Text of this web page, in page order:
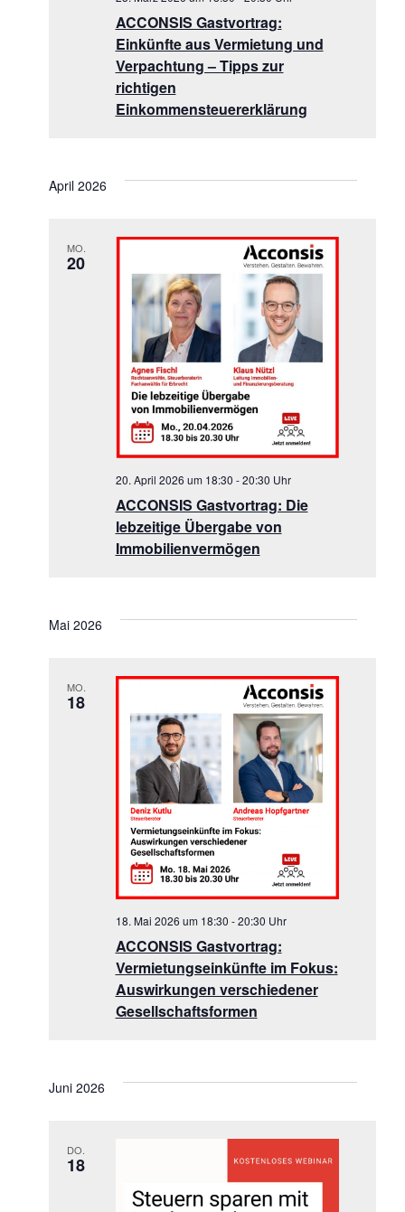
ACCONSIS Gastvortrag:
Einkünfte aus Vermietung und
Verpachtung – Tipps zur
richtigen
Einkommensteuererklärung
April 2026
MO.
20
ACCONSIS Gastvortrag: Die
lebzeitige Übergabe von
Immobilienvermögen
20. April 2026 um 18:30 -20:30
Mai 2026
MO.
18
ACCONSIS Gastvortrag:
Vermietungseinkünfte im Fokus:
Auswirkungen verschiedener
Gesellschaftsformen
18. Mai 2026 um 18:30 -20:30
Juni 2026
DO.
18